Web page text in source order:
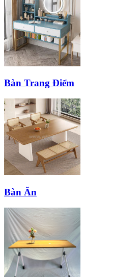
Bàn Trang Điểm
Bàn Ăn